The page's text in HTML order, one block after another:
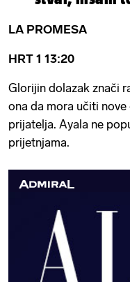
LA PROMESA
HRT 1 13:20
Glorijin dolazak znači
ona da mora učiti
prijatelja. Ayala ne
prijetnjama.